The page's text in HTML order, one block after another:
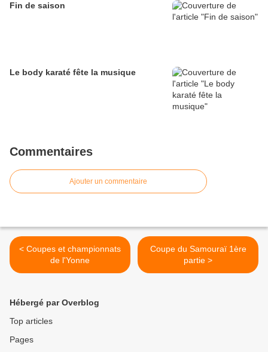
Fin de saison
Le body karaté fête la musique
Commentaires
Ajouter un commentaire
< Coupes et championnats
de l'Yonne
Coupe du Samouraï 1ère
partie >
Hébergé par Overblog
Top articles
Pages